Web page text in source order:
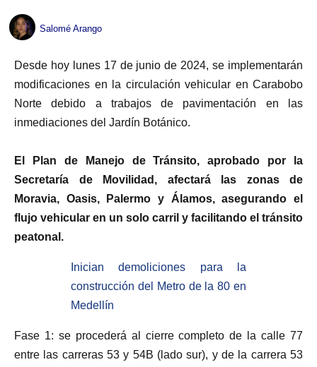
Salomé Arango
Desde hoy lunes 17 de junio de 2024, se implementarán
modificaciones en la circulación vehicular en Carabobo
Norte debido a trabajos de pavimentación en las
inmediaciones del Jardín Botánico.
El Plan de Manejo de Tránsito, aprobado por la
Secretaría de Movilidad, afectará las zonas de
Moravia, Oasis, Palermo y Álamos, asegurando el
flujo vehicular en un solo carril y facilitando el tránsito
peatonal.
Inician demoliciones para la
construcción del Metro de la 80 en
Medellín
Fase 1: se procederá al cierre completo de la calle 77
entre las carreras 53 y 54B (lado sur), y de la carrera 53